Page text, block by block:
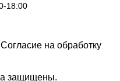
18:00
Согласие на обработку
защищены.